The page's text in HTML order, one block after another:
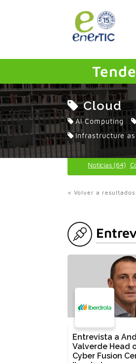
Cloud
AI Computing
Infrastructure
Noticias (64)
< Volver a resultados
Entrevista a
Valverde Head
Cyber Fusion